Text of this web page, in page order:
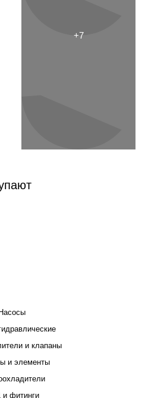
Насосы
и клапаны
и элементы
фитинги